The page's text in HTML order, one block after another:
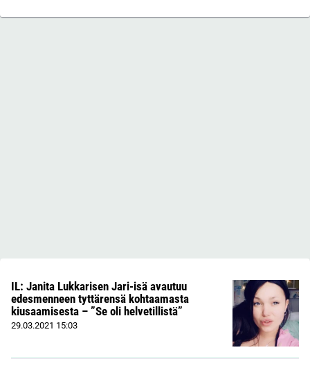
IL: Janita Lukkarisen Jari-isä avautuu
edesmenneen tyttärensä kohtaamasta
kiusaamisesta – ”Se oli helvetillistä”
29.03.2021 15:03